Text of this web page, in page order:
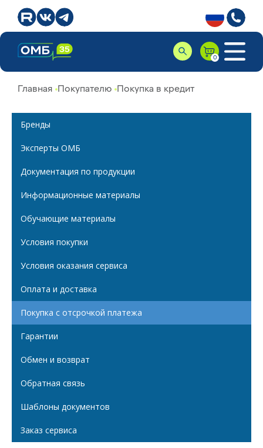
Главная Покупателю Покупка в кредит
Бренды
Эксперты ОМБ
Документация по продукции
Информационные материалы
Обучающие материалы
Условия покупки
Условия оказания сервиса
Оплата и доставка
Покупка с отсрочкой платежа
Гарантии
Обмен и возврат
Обратная связь
Шаблоны документов
Заказ сервиса